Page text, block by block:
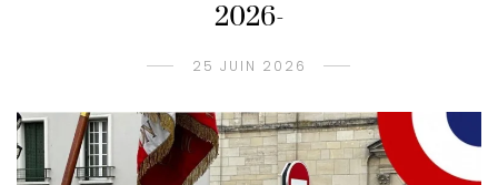
2026-
25 JUIN 2026